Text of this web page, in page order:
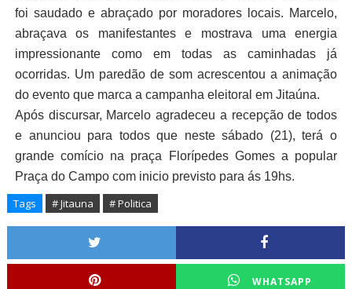
foi saudado e abraçado por moradores locais. Marcelo,
abraçava os manifestantes e mostrava uma energia
impressionante como em todas as caminhadas já
ocorridas. Um paredão de som acrescentou a animação
do evento que marca a campanha eleitoral em Jitaúna.
Após discursar, Marcelo agradeceu a recepção de todos
e anunciou para todos que neste sábado (21), terá o
grande comício na praça Florípedes Gomes a popular
Praça do Campo com inicio previsto para ás 19hs.
Tags # Jitauna # Politica
WHATSAPP